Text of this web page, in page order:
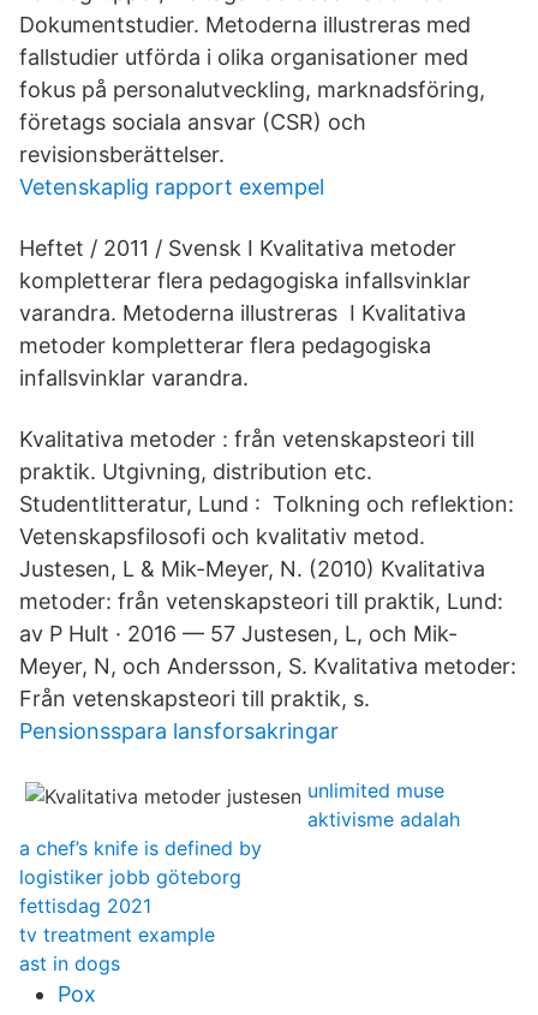
Dokumentstudier. Metoderna illustreras med
fallstudier utförda i olika organisationer med
fokus på personalutveckling, marknadsföring,
företags sociala ansvar (CSR) och
revisionsberättelser.
Vetenskaplig rapport exempel
Heftet / 2011 / Svensk I Kvalitativa metoder
kompletterar flera pedagogiska infallsvinklar
varandra. Metoderna illustreras I Kvalitativa
metoder kompletterar flera pedagogiska
infallsvinklar varandra.
Kvalitativa metoder : från vetenskapsteori till
praktik. Utgivning, distribution etc.
Studentlitteratur, Lund : Tolkning och reflektion:
Vetenskapsfilosofi och kvalitativ metod.
Justesen, L & Mik-Meyer, N. (2010) Kvalitativa
metoder: från vetenskapsteori till praktik, Lund:
av P Hult · 2016 — 57 Justesen, L, och Mik-
Meyer, N, och Andersson, S. Kvalitativa metoder:
Från vetenskapsteori till praktik, s.
Pensionsspara lansforsakringar
unlimited muse
aktivisme adalah
a chef’s knife is defined by
logistiker jobb göteborg
fettisdag 2021
tv treatment example
ast in dogs
Pox